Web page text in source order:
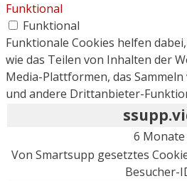
Funktional
Funktional
Funktionale Cookies helfen
wie das Teilen von Inhalten der
Media-Plattformen, das
und andere Drittanbieter-
6 Monate
Von Smartsupp gesetztes
Besucher-